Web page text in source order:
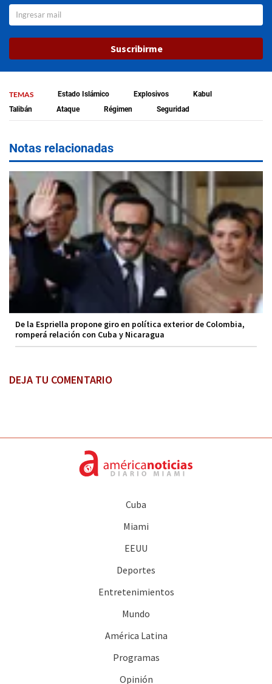
Suscribirme
TEMAS Estado Islámico Explosivos
Kabul
Talibán
Ataque Régimen Seguridad
Notas relacionadas
De la Espriella propone giro en política exterior de Colombia,
romperá relación con Cuba y Nicaragua
DEJA TU COMENTARIO
Cuba
Miami
EEUU
Deportes
Entretenimientos
Mundo
América Latina
Programas
Opinión